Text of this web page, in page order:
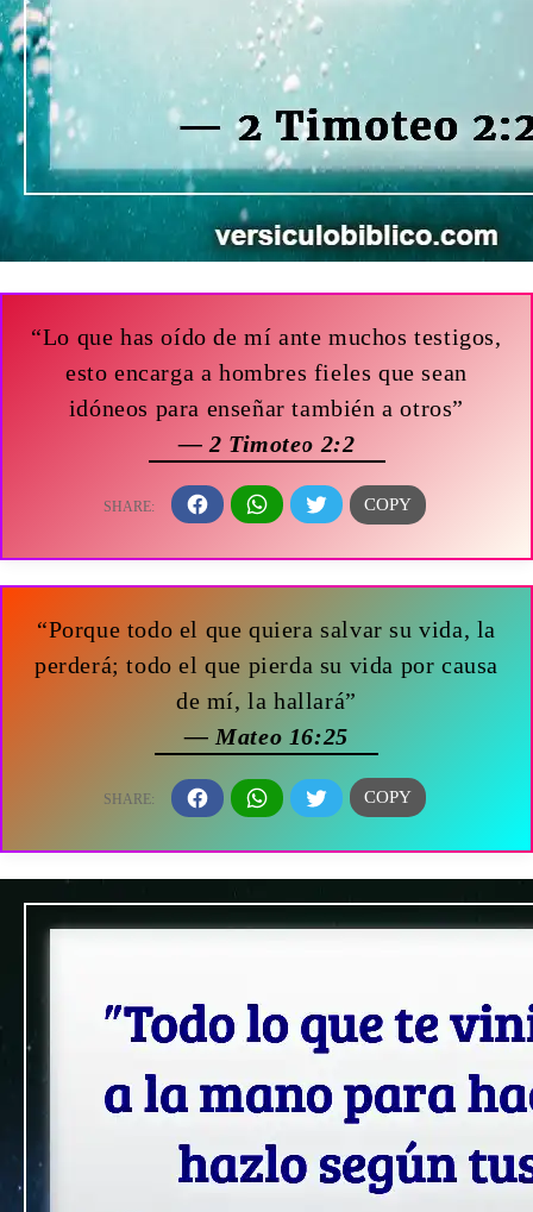
“Lo que has oído de mí ante muchos testigos,
esto encarga a hombres fieles que sean
idóneos para enseñar también a otros”
— 2 Timoteo 2:2
“Porque todo el que quiera salvar su vida, la
perderá; todo el que pierda su vida por causa
de mí, la hallará”
— Mateo 16:25